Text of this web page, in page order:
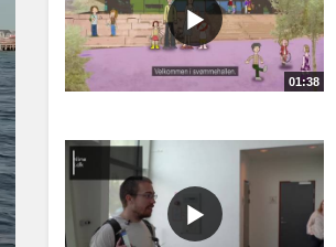
01:38